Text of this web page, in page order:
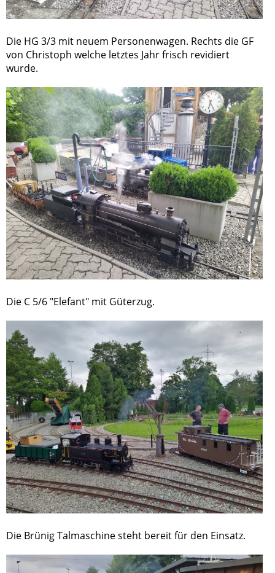
Die HG 3/3 mit neuem Personenwagen. Rechts die GF
von Christoph welche letztes Jahr frisch revidiert
wurde.
Die C 5/6 "Elefant" mit Güterzug.
Die Brünig Talmaschine steht bereit für den Einsatz.